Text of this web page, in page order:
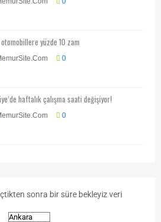
otomobillere yüzde 10 zam
0
haftalık çalışma saati değişiyor!
0
sonra bir süre bekleyiz veri